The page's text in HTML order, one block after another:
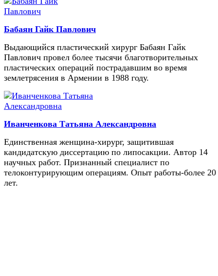
Бабаян Гайк Павлович
Выдающийся пластический хирург Бабаян Гайк
Павлович провел более тысячи благотворительных
пластических операций пострадавшим во время
землетрясения в Армении в 1988 году.
Иванченкова Татьяна Александровна
Единственная женщина-хирург, защитившая
кандидатскую диссертацию по липосакции. Автор 14
научных работ. Признанный специалист по
телоконтурирующим операциям. Опыт работы-более 20
лет.